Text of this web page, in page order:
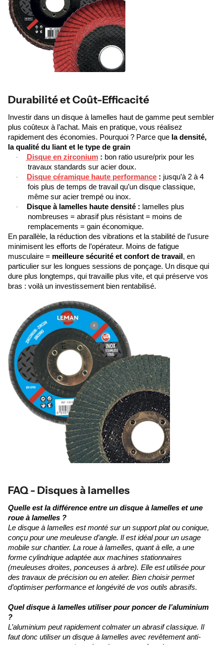
Durabilité et Coût-Efficacité
Investir dans un disque à lamelles haut de gamme peut sembler
plus coûteux à l’achat. Mais en pratique, vous réalisez
rapidement des économies. Pourquoi ? Parce que la densité,
la qualité du liant et le type de grain
· Disque en zirconium : bon ratio usure/prix pour les
travaux standards sur acier doux.
· Disque céramique haute performance : jusqu’à 2 à 4
fois plus de temps de travail qu’un disque classique,
même sur acier trempé ou inox.
· Disque à lamelles haute densité : lamelles plus
nombreuses = abrasif plus résistant = moins de
remplacements = gain économique.
En parallèle, la réduction des vibrations et la stabilité de l’usure
minimisent les efforts de l’opérateur. Moins de fatigue
musculaire = meilleure sécurité et confort de travail, en
particulier sur les longues sessions de ponçage. Un disque qui
dure plus longtemps, qui travaille plus vite, et qui préserve vos
bras : voilà un investissement bien rentabilisé.
FAQ - Disques à lamelles
Quelle est la différence entre un disque à lamelles et une
roue à lamelles ?
Le disque à lamelles est monté sur un support plat ou conique,
conçu pour une meuleuse d’angle. Il est idéal pour un usage
mobile sur chantier. La roue à lamelles, quant à elle, a une
forme cylindrique adaptée aux machines stationnaires
(meuleuses droites, ponceuses à arbre). Elle est utilisée pour
des travaux de précision ou en atelier. Bien choisir permet
d’optimiser performance et longévité de vos outils abrasifs.
Quel disque à lamelles utiliser pour poncer de l’aluminium
?
L’aluminium peut rapidement colmater un abrasif classique. Il
faut donc utiliser un disque à lamelles avec revêtement anti-